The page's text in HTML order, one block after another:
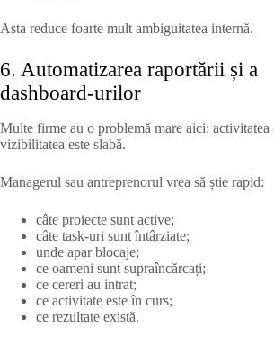
Asta reduce foarte mult ambiguitatea internă.
6. Automatizarea raportării și a
dashboard-urilor
Multe firme au o problemă mare aici: activitatea
vizibilitatea este slabă.
Managerul sau antreprenorul vrea să știe rapid:
câte proiecte sunt active;
câte task-uri sunt întârziate;
unde apar blocaje;
ce oameni sunt supraîncărcați;
ce cereri au intrat;
ce activitate este în curs;
ce rezultate există.